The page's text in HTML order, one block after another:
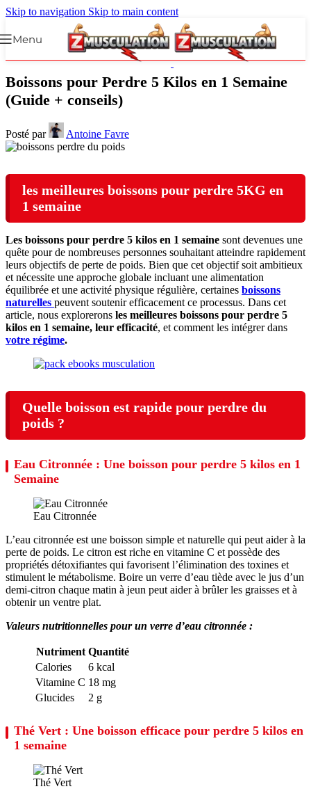
Skip to navigation Skip to main content
Menu
Boissons pour Perdre 5 Kilos en 1 Semaine
(Guide + conseils)
Posté par Antoine Favre
les meilleures boissons pour perdre 5KG en
1 semaine
Les boissons pour perdre 5 kilos en 1 semaine sont devenues une
quête pour de nombreuses personnes souhaitant atteindre rapidement
leurs objectifs de perte de poids. Bien que cet objectif soit ambitieux
et nécessite une approche globale incluant une alimentation
équilibrée et une activité physique régulière, certaines boissons
naturelles peuvent soutenir efficacement ce processus. Dans cet
article, nous explorerons les meilleures boissons pour perdre 5
kilos en 1 semaine, leur efficacité, et comment les intégrer dans
votre régime.
Quelle boisson est rapide pour perdre du
poids ?
Eau Citronnée : Une boisson pour perdre 5 kilos en 1
Semaine
Eau Citronnée
L’eau citronnée est une boisson simple et naturelle qui peut aider à la
perte de poids. Le citron est riche en vitamine C et possède des
propriétés détoxifiantes qui favorisent l’élimination des toxines et
stimulent le métabolisme. Boire un verre d’eau tiède avec le jus d’un
demi-citron chaque matin à jeun peut aider à brûler les graisses et à
obtenir un ventre plat.
Valeurs nutritionnelles pour un verre d’eau citronnée :
Nutriment Quantité
Calories
6 kcal
Vitamine C 18 mg
Glucides
2 g
Thé Vert : Une boisson efficace pour perdre 5 kilos en
1 semaine
Thé Vert